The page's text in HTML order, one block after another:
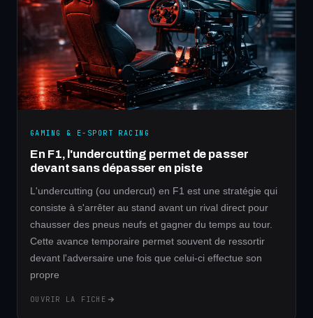
GAMING & E-SPORT RACING
En F1, l'undercutting permet de passer
devant sans dépasser en piste
L'undercutting (ou undercut) en F1 est une stratégie qui
consiste à s'arrêter au stand avant un rival direct pour
chausser des pneus neufs et gagner du temps au tour.
Cette avance temporaire permet souvent de ressortir
devant l'adversaire une fois que celui-ci effectue son
propre
OUVRIR LA FICHE